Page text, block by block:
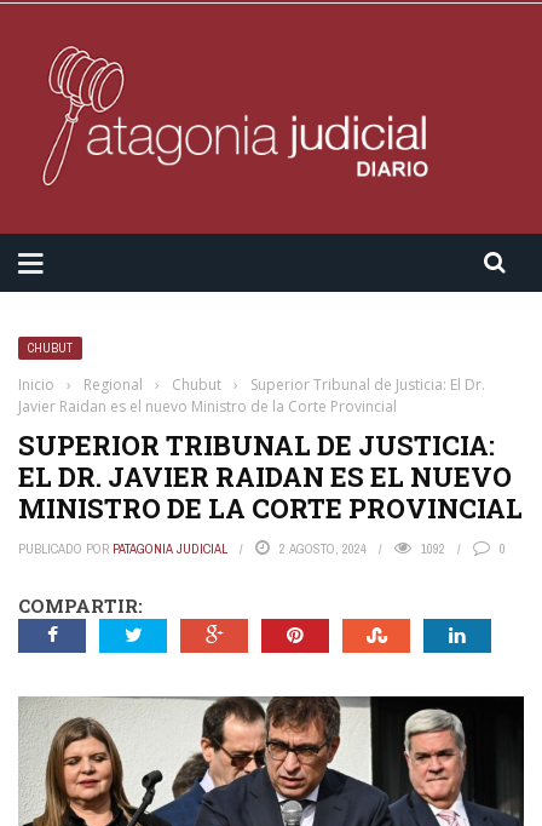
CHUBUT
Inicio › Regional › Chubut ›
Superior Tribunal de Justicia: El Dr.
Javier Raidan es el nuevo Ministro de la Corte Provincial
SUPERIOR TRIBUNAL DE JUSTICIA:
EL DR. JAVIER RAIDAN ES EL NUEVO
MINISTRO DE LA CORTE PROVINCIAL
PUBLICADO POR PATAGONIA JUDICIAL 2 AGOSTO, 2024 1092 0
COMPARTIR: